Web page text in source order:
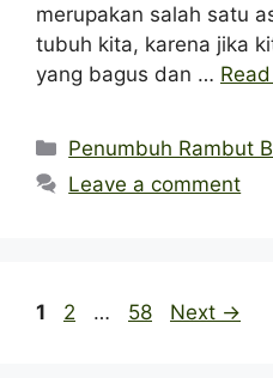
merupakan salah satu
tubuh kita, karena jika
yang bagus dan …
Categories
Penumbuh Rambut
Leave a comment
Page
1 Page
2 … Page
58 Next →